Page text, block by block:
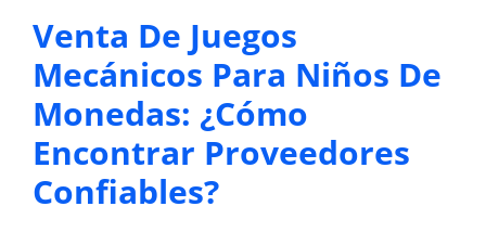
Venta De Juegos
Mecánicos Para Niños De
Monedas: ¿Cómo
Encontrar Proveedores
Confiables?